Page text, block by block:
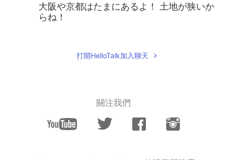
大阪や京都はたまにあるよ！ 土地が狭いか
らね！
addition the small types of cars like that
doesn’t need to get qualifications of
parking lots besides the big ones . That’s
why that dose.
打開HelloTalk加入聊天
關注我們